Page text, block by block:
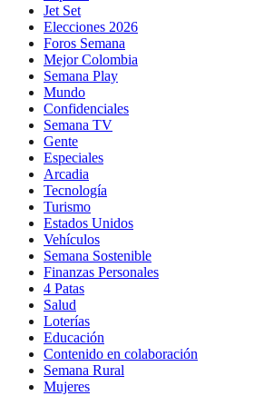
Jet Set
Elecciones 2026
Foros Semana
Mejor Colombia
Semana Play
Mundo
Confidenciales
Semana TV
Gente
Especiales
Arcadia
Tecnología
Turismo
Estados Unidos
Vehículos
Semana Sostenible
Finanzas Personales
4 Patas
Salud
Loterías
Educación
Contenido en colaboración
Semana Rural
Mujeres